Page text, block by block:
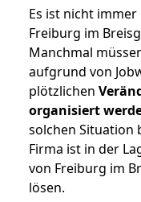
Es ist nicht
Freiburg im
Manchmal
aufgrund von
plötzlichen
organisiert
solchen Situation
Firma ist in der
von Freiburg im
lösen.